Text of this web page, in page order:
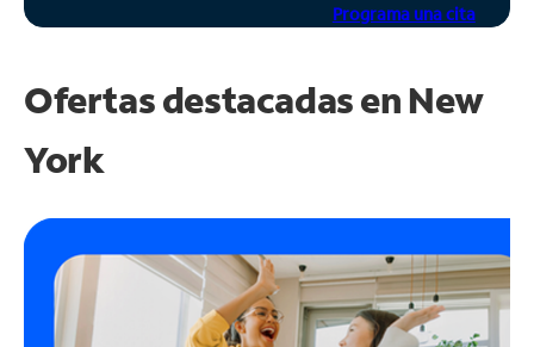
Programa una cita
Ofertas destacadas en New
York